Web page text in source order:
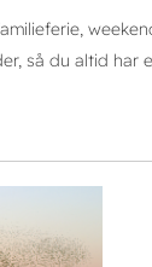
så du altid har